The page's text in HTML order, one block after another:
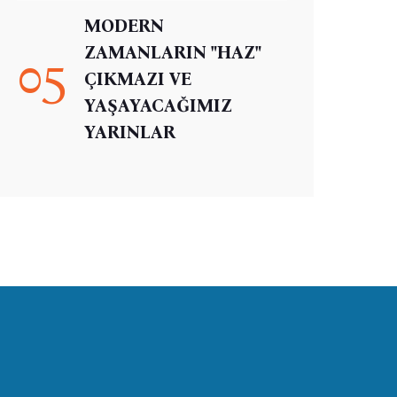
05
MODERN
ZAMANLARIN "HAZ"
ÇIKMAZI VE
YAŞAYACAĞIMIZ
YARINLAR